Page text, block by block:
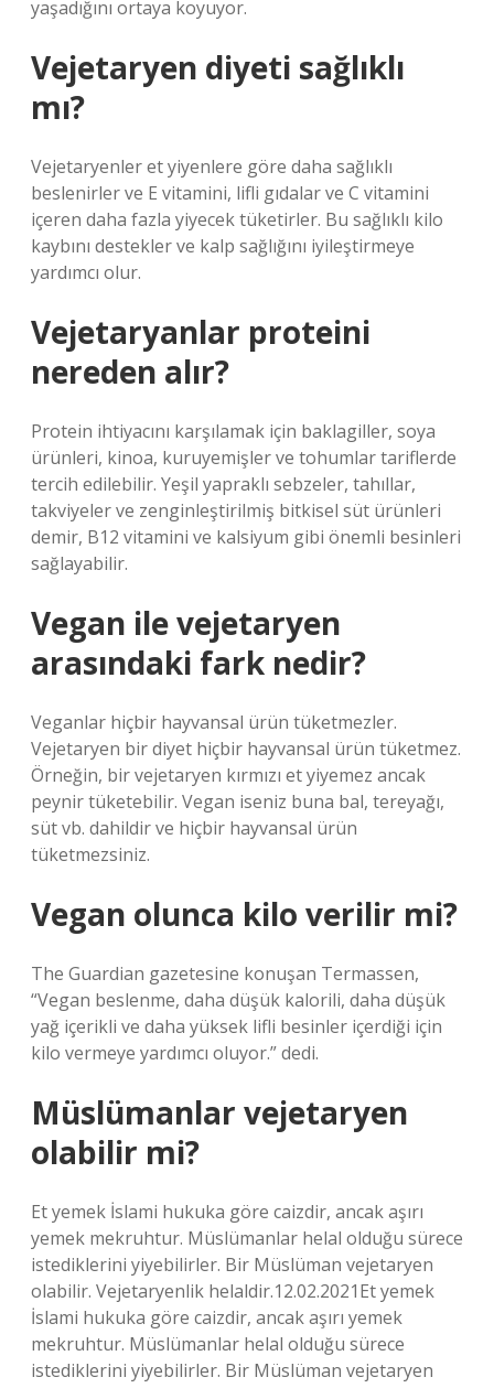
yaşadığını ortaya koyuyor.
Vejetaryen diyeti sağlıklı
mı?
Vejetaryenler et yiyenlere göre daha sağlıklı
beslenirler ve E vitamini, lifli gıdalar ve C vitamini
içeren daha fazla yiyecek tüketirler. Bu sağlıklı kilo
kaybını destekler ve kalp sağlığını iyileştirmeye
yardımcı olur.
Vejetaryanlar proteini
nereden alır?
Protein ihtiyacını karşılamak için baklagiller, soya
ürünleri, kinoa, kuruyemişler ve tohumlar tariflerde
tercih edilebilir. Yeşil yapraklı sebzeler, tahıllar,
takviyeler ve zenginleştirilmiş bitkisel süt ürünleri
demir, B12 vitamini ve kalsiyum gibi önemli besinleri
sağlayabilir.
Vegan ile vejetaryen
arasındaki fark nedir?
Veganlar hiçbir hayvansal ürün tüketmezler.
Vejetaryen bir diyet hiçbir hayvansal ürün tüketmez.
Örneğin, bir vejetaryen kırmızı et yiyemez ancak
peynir tüketebilir. Vegan iseniz buna bal, tereyağı,
süt vb. dahildir ve hiçbir hayvansal ürün
tüketmezsiniz.
Vegan olunca kilo verilir mi?
The Guardian gazetesine konuşan Termassen,
“Vegan beslenme, daha düşük kalorili, daha düşük
yağ içerikli ve daha yüksek lifli besinler içerdiği için
kilo vermeye yardımcı oluyor.” dedi.
Müslümanlar vejetaryen
olabilir mi?
Et yemek İslami hukuka göre caizdir, ancak aşırı
yemek mekruhtur. Müslümanlar helal olduğu sürece
istediklerini yiyebilirler. Bir Müslüman vejetaryen
olabilir. Vejetaryenlik helaldir.12.02.2021Et yemek
İslami hukuka göre caizdir, ancak aşırı yemek
mekruhtur. Müslümanlar helal olduğu sürece
istediklerini yiyebilirler. Bir Müslüman vejetaryen